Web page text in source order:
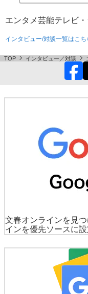
エンタメ芸能テレビ
インタビュー/対談一覧はこち
TOP インタビュー／対談
文春オンラインを見
インを優先ソースに設